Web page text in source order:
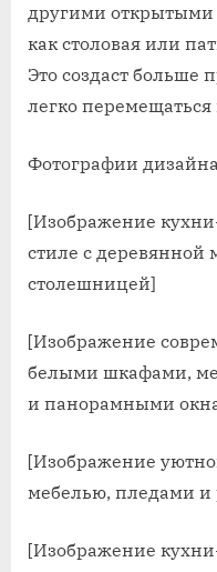
другими открытыми
как столовая или
Это создаст больше
легко
Фотографии
[Изображение
стиле с
столешницей]
[Изображение
белыми шкафами,
и панорамными
[Изображение
мебелью, пледами и
[Изображение